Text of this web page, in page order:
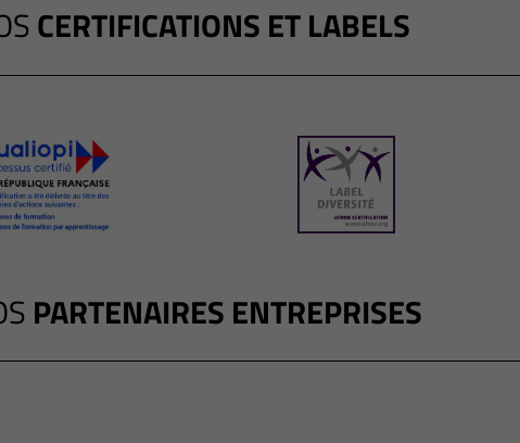
CERTIFICATIONS ET LABELS
PARTENAIRES ENTREPRISES